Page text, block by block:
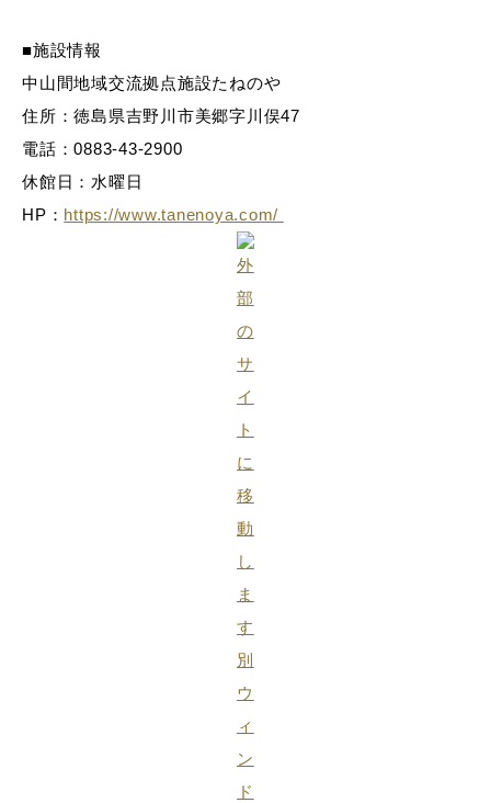
■施設情報
中山間地域交流拠点施設たねのや
住所：徳島県吉野川市美郷字川俣47
電話：0883-43-2900
休館日：水曜日
HP： https://www.tanenoya.com/